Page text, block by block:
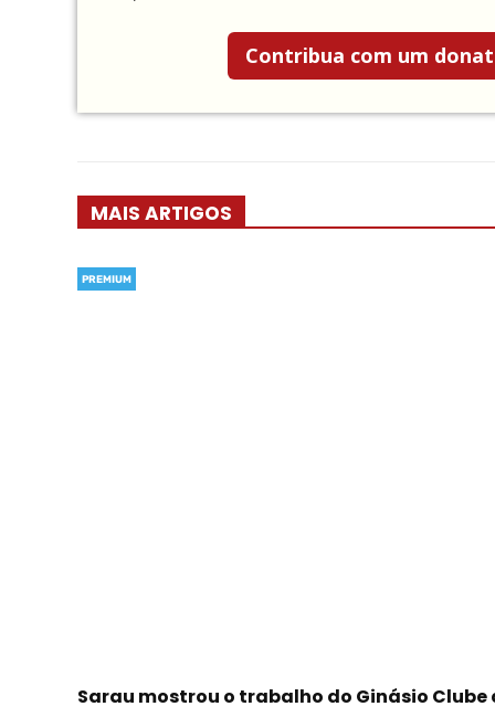
Contribua com um
MAIS ARTIGOS
PREMIUM
Sarau mostrou o trabalho do Ginásio Clube